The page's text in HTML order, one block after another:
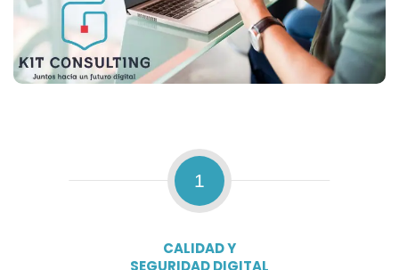
1
CALIDAD Y
SEGURIDAD DIGITAL